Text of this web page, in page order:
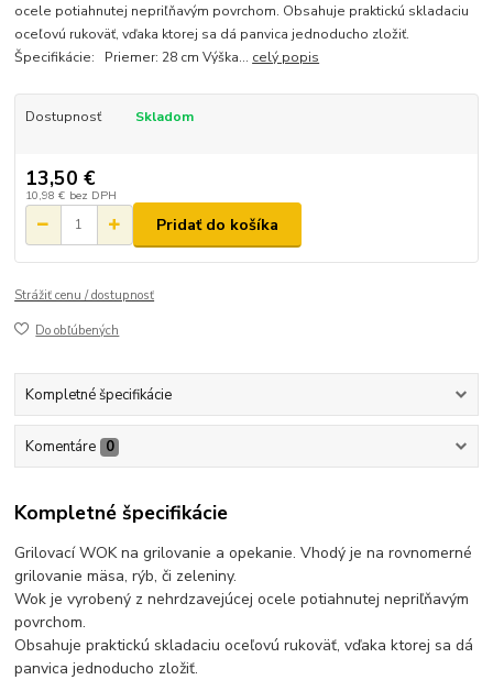
ocele potiahnutej nepriľňavým povrchom. Obsahuje praktickú skladaciu
oceľovú rukoväť, vďaka ktorej sa dá panvica jednoducho zložiť.
Špecifikácie: Priemer: 28 cm Výška... celý popis
Dostupnosť Skladom
13,50 €
10,98 € bez DPH
Pridať do košíka
Strážiť cenu / dostupnosť
Do obľúbených
Kompletné špecifikácie
Komentáre 0
Kompletné špecifikácie
Grilovací WOK na grilovanie a opekanie. Vhodý je na rovnomerné
grilovanie mäsa, rýb, či zeleniny.
Wok je vyrobený z nehrdzavejúcej ocele potiahnutej nepriľňavým
povrchom.
Obsahuje praktickú skladaciu oceľovú rukoväť, vďaka ktorej sa dá
panvica jednoducho zložiť.